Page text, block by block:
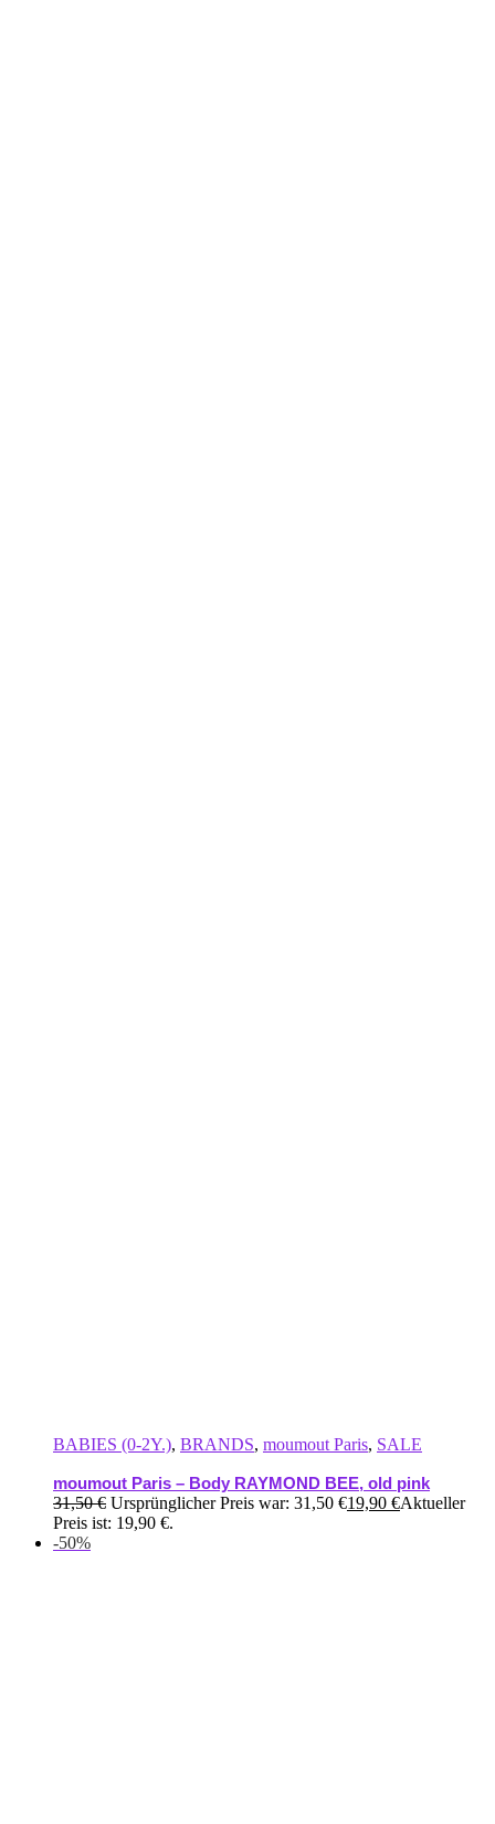
BABIES (0-2Y.), BRANDS, moumout Paris, SALE
moumout Paris – Body RAYMOND BEE, old pink
31,50€ Ursprünglicher Preis war: 31,50 €19,90 €Aktueller
Preis ist: 19,90 €.
-50%